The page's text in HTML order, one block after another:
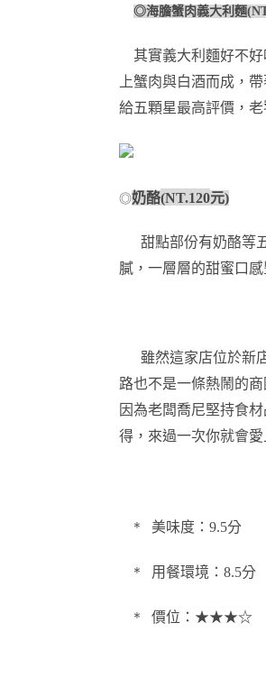
◎海膽蟹肉義大利麵
其實義大利麵好不
上蟹肉與白酒而成，
給五顆星最高評價，老
◎奶酪(NT.120元)
甜點部份有奶酪等
膩，一層層的甜蜜口
雖然這家店位於新
路也不是一條熱鬧的
因為老闆喬尼堅持食
得，來過一次你就會愛
＊ 美味度： 9.5分
＊ 用餐環境： 8.5分
＊ 價位：★★★☆